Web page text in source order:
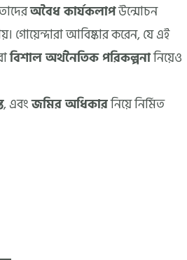
অবৈধ কার্যকলাপউন্মোচন
গোয়েন্দারা আবিষ্কার করেন, যে এই
বিশাল অর্থনৈতিক পরিকল্পনানিয়েও
, এবংজমির অধিকারনিয়ে নির্মিত